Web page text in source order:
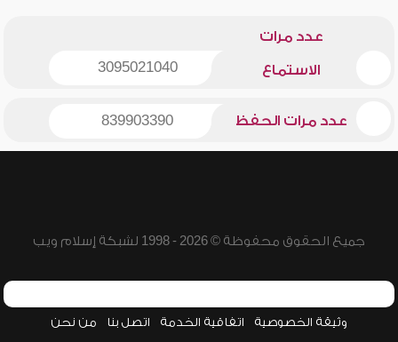
عدد مرات
الاستماع 3095021040
عدد مرات الحفظ 839903390
جميع الحقوق محفوظة © 2026 - 1998 لشبكة إسلام ويب
وثيقة الخصوصية اتفاقية الخدمة اتصل بنا من نحن